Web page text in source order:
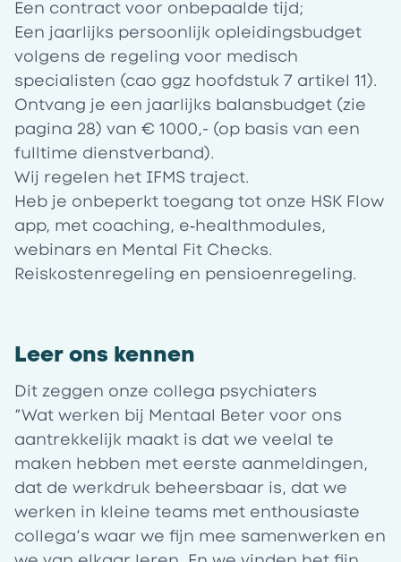
Een contract voor onbepaalde tijd;
Een jaarlijks persoonlijk opleidingsbudget
volgens de regeling voor medisch
specialisten (cao ggz hoofdstuk 7 artikel 11).
Ontvang je een jaarlijks balansbudget (zie
pagina 28) van € 1000,- (op basis van een
fulltime dienstverband).
Wij regelen het IFMS traject.
Heb je onbeperkt toegang tot onze HSK Flow
app, met coaching, e‑healthmodules,
webinars en Mental Fit Checks.
Reiskostenregeling en pensioenregeling.
Leer ons kennen
Dit zeggen onze collega psychiaters
“Wat werken bij Mentaal Beter voor ons
aantrekkelijk maakt is dat we veelal te
maken hebben met eerste aanmeldingen,
dat de werkdruk beheersbaar is, dat we
werken in kleine teams met enthousiaste
collega’s waar we fijn mee samenwerken en